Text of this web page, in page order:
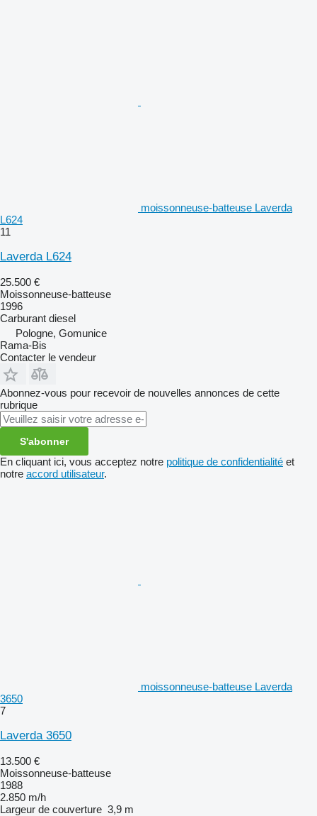
moissonneuse-batteuse Laverda
L624
11
Laverda L624
25.500 €
Moissonneuse-batteuse
1996
Carburant diesel
Pologne, Gomunice
Rama-Bis
Contacter le vendeur
Abonnez-vous pour recevoir de nouvelles annonces de cette
rubrique
S'abonner
En cliquant ici, vous acceptez notre politique de confidentialité et
notre accord utilisateur.
moissonneuse-batteuse Laverda
3650
7
Laverda 3650
13.500 €
Moissonneuse-batteuse
1988
2.850 m/h
Largeur de couverture 3,9 m